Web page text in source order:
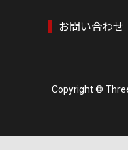
お問い合わせ
Copyright ©